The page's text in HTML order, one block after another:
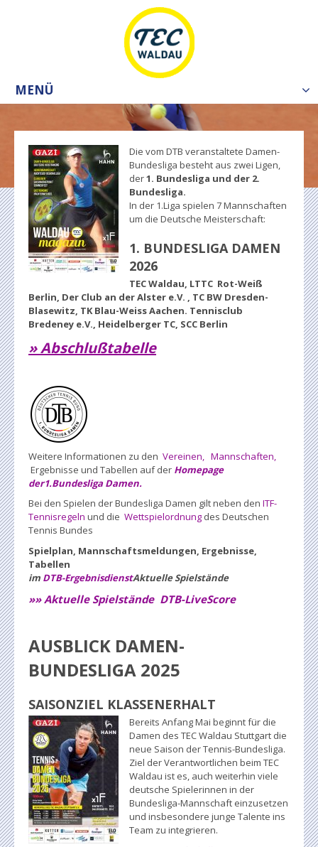
MENÜ
Die vom DTB veranstaltete Damen-
Bundesliga besteht aus zwei Ligen,
der1. Bundesliga und der 2.
Bundesliga.
In der 1.Liga spielen 7 Mannschaften
um die Deutsche Meisterschaft:
1. BUNDESLIGA DAMEN
2026
TEC Waldau, LTTC Rot-Weiß
Berlin, Der Club an der Alster e.V. , TC BW Dresden-
Blasewitz, TK Blau-Weiss Aachen. Tennisclub
Bredeney e.V., Heidelberger TC, SCC Berlin
» Abschlußtabelle
Weitere Informationen zu den Vereinen, Mannschaften,
Ergebnisse und Tabellen auf der Homepage
der1.Bundesliga Damen.
Bei den Spielen der Bundesliga Damen gilt neben den ITF-
Tennisregeln und die Wettspielordnung des Deutschen
Tennis Bundes
Spielplan, Mannschaftsmeldungen, Ergebnisse,
Tabellen
im DTB-ErgebnisdienstAktuelle Spielstände
»» Aktuelle Spielstände DTB-LiveScore
AUSBLICK DAMEN-
BUNDESLIGA 2025
SAISONZIEL KLASSENERHALT
Bereits Anfang Mai beginnt für die
Damen des TEC Waldau Stuttgart die
neue Saison der Tennis-Bundesliga.
Ziel der Verantwortlichen beim TEC
Waldau ist es, auch weiterhin viele
deutsche Spielerinnen in der
Bundesliga-Mannschaft einzusetzen
und insbesondere junge Talente ins
Team zu integrieren.